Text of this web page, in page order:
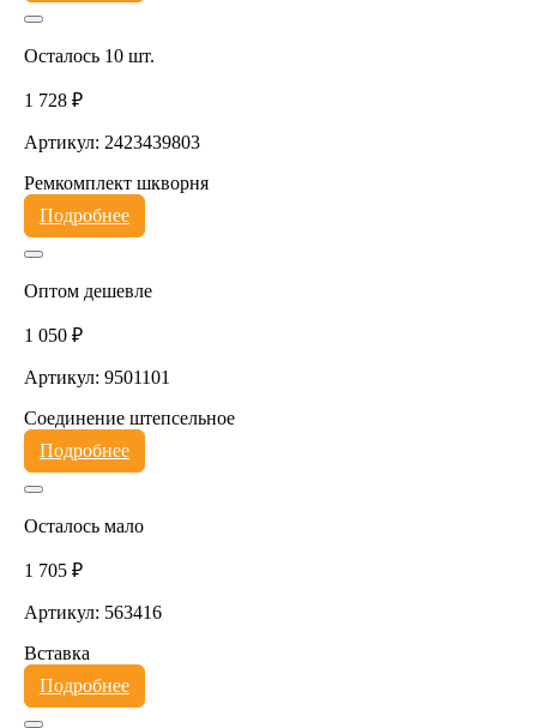
Осталось 10 шт.
1 728 ₽
Артикул: 2423439803
Ремкомплект шкворня
Подробнее
Оптом дешевле
1 050 ₽
Артикул: 9501101
Соединение штепсельное
Подробнее
Осталось мало
1 705 ₽
Артикул: 563416
Вставка
Подробнее